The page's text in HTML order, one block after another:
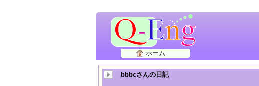
ホーム
bbbcさんの日記